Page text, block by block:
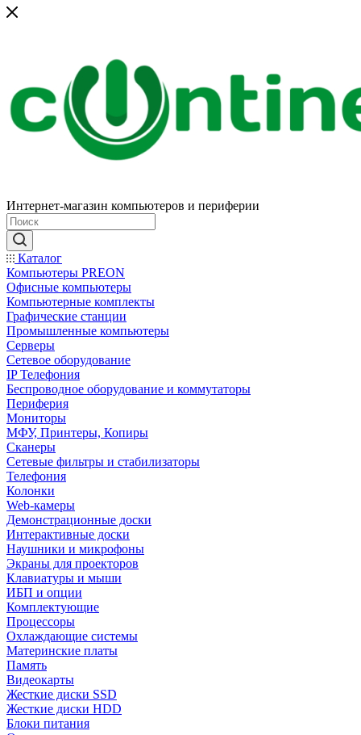
Интернет-магазин компьютеров и периферии
Каталог
Компьютеры PREON
Офисные компьютеры
Компьютерные комплекты
Графические станции
Промышленные компьютеры
Серверы
Сетевое оборудование
IP Телефония
Беспроводное оборудование и коммутаторы
Периферия
Мониторы
МФУ, Принтеры, Копиры
Сканеры
Сетевые фильтры и стабилизаторы
Телефония
Колонки
Web-камеры
Демонстрационные доски
Интерактивные доски
Наушники и микрофоны
Экраны для проекторов
Клавиатуры и мыши
ИБП и опции
Комплектующие
Процессоры
Охлаждающие системы
Материнские платы
Память
Видеокарты
Жесткие диски SSD
Жесткие диски HDD
Блоки питания